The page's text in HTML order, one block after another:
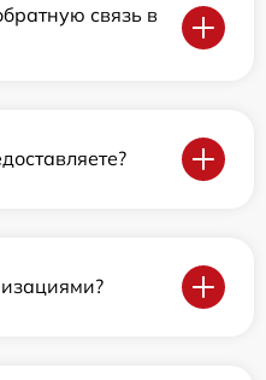
связь в